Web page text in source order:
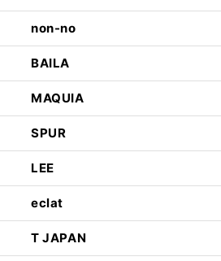
non-no
BAILA
MAQUIA
SPUR
LEE
eclat
T JAPAN